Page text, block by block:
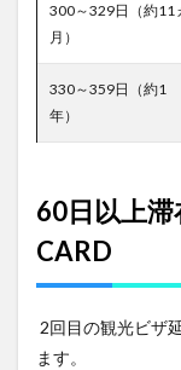
300～329日（約11
月）
330～359日（約1
年）
60日以上
CARD
2回目の観光ビザ
ます。